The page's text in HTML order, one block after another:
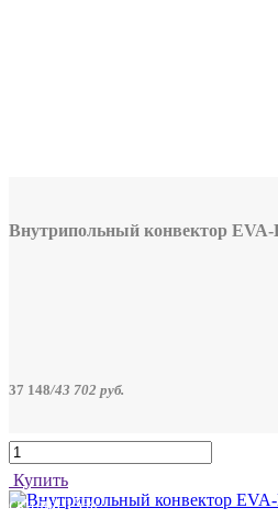
Внутрипольный конвектор EVA-
37 148/43 702 руб.
Купить
скидка 15%